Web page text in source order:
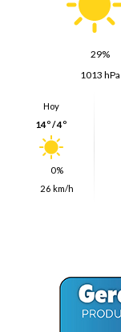
29%
1013 hPa
Hoy
14º / 4º
0%
26 km/h